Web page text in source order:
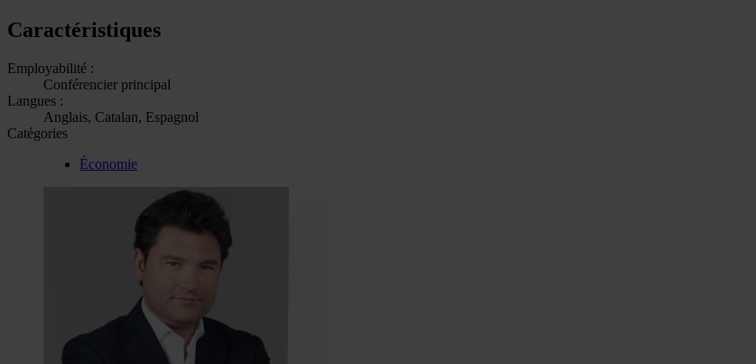
Caractéristiques
Employabilité :
Conférencier principal
Langues :
Anglais, Catalan, Espagnol
Catégories
Économie